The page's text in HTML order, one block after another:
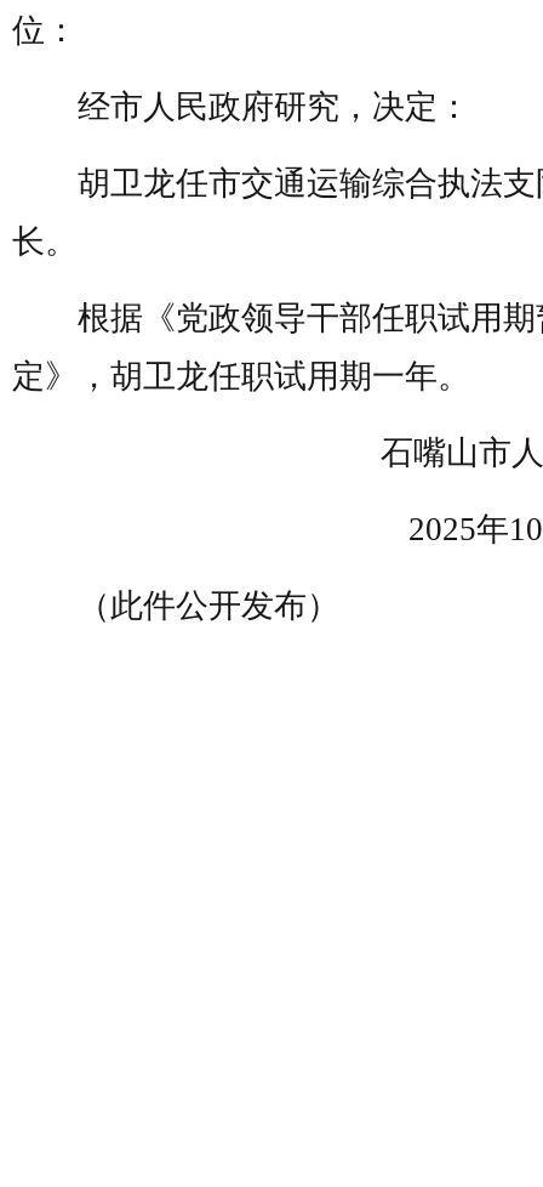
位：
经市人民政府研究，决定：
胡卫龙任市交通运输综合执法支
长。
根据《党政领导干部任职试用期
定》，胡卫龙任职试用期一年。
石嘴山市人
2025年10
（此件公开发布）